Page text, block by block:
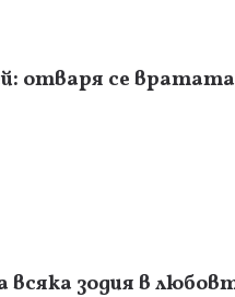
отваря се
зодия в